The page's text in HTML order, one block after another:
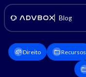
Blog
Direito Recursos